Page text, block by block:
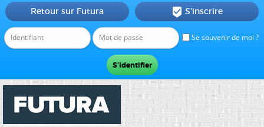
Se souvenir de moi ?
Retour sur Futura  S'inscrire